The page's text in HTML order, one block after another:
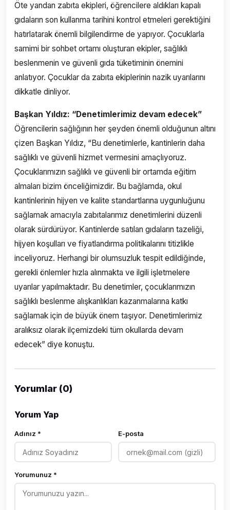
Öte yandan zabıta ekipleri, öğrencilere aldıkları kapalı
gıdaların son kullanma tarihini kontrol etmeleri gerektiğini
hatırlatarak önemli bilgilendirme de yapıyor. Çocuklarla
samimi bir sohbet ortamı oluşturan ekipler, sağlıklı
beslenmenin ve güvenli gıda tüketiminin önemini
anlatıyor. Çocuklar da zabıta ekiplerinin nazik uyarılarını
dikkatle dinliyor.
Başkan Yıldız: “Denetimlerimiz devam edecek”
Öğrencilerin sağlığının her şeyden önemli olduğunun altını
çizen Başkan Yıldız, “Bu denetimlerle, kantinlerin daha
sağlıklı ve güvenli hizmet vermesini amaçlıyoruz.
Çocuklarımızın sağlıklı ve güvenli bir ortamda eğitim
almaları bizim önceliğimizdir. Bu bağlamda, okul
kantinlerinin hijyen ve kalite standartlarına uygunluğunu
sağlamak amacıyla zabıtalarımız denetimlerini düzenli
olarak sürdürüyor. Kantinlerde satılan gıdaların tazeliği,
hijyen koşulları ve fiyatlandırma politikalarını titizlikle
inceliyoruz. Herhangi bir olumsuzluk tespit edildiğinde,
gerekli önlemler hızla alınmakta ve ilgili işletmelere
uyarılar yapılmaktadır. Bu denetimler, çocuklarımızın
sağlıklı beslenme alışkanlıkları kazanmalarına katkı
sağlamak için de büyük önem taşıyor. Denetimlerimiz
aralıksız olarak ilçemizdeki tüm okullarda devam
edecek” diye konuştu.
Yorumlar (0)
Yorum Yap
Adınız * E-posta
Yorumunuz *